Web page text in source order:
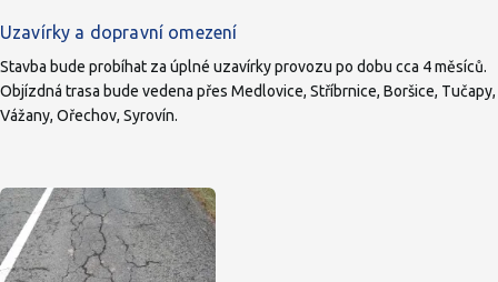
Uzavírky a dopravní omezení
Stavba bude probíhat za úplné uzavírky provozu po dobu cca 4 měsíců.
Objízdná trasa bude vedena přes Medlovice, Stříbrnice, Boršice, Tučapy,
Vážany, Ořechov, Syrovín.